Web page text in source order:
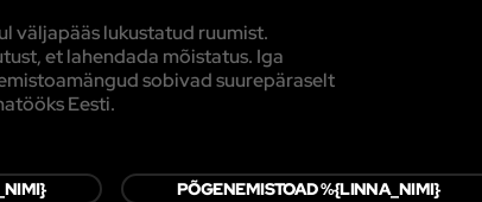
väljapääs lukustatud ruumist.
et lahendada mõistatus. Iga
sobivad suurepäraselt
Eesti.
PÕGENEMISTOAD %{LINNA_NIMI}